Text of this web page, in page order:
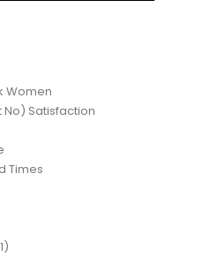
Women
No) Satisfaction
Times